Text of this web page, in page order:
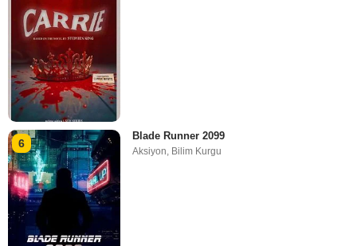
6
Blade Runner 2099
Aksiyon, Bilim Kurgu